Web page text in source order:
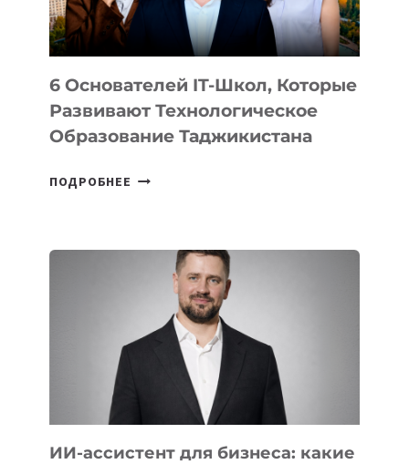
OPENAI
6 Основателей IT-Школ, Которые
Развивают Технологическое
Образование Таджикистана
ПОДРОБНЕЕ
КОТОРЫЕ
РАЗВИВАЮТ
ТЕХНОЛОГИЧЕСКОЕ
ОБРАЗОВАНИЕ
ТАДЖИКИСТАНА
ИИ-ассистент для бизнеса: какие